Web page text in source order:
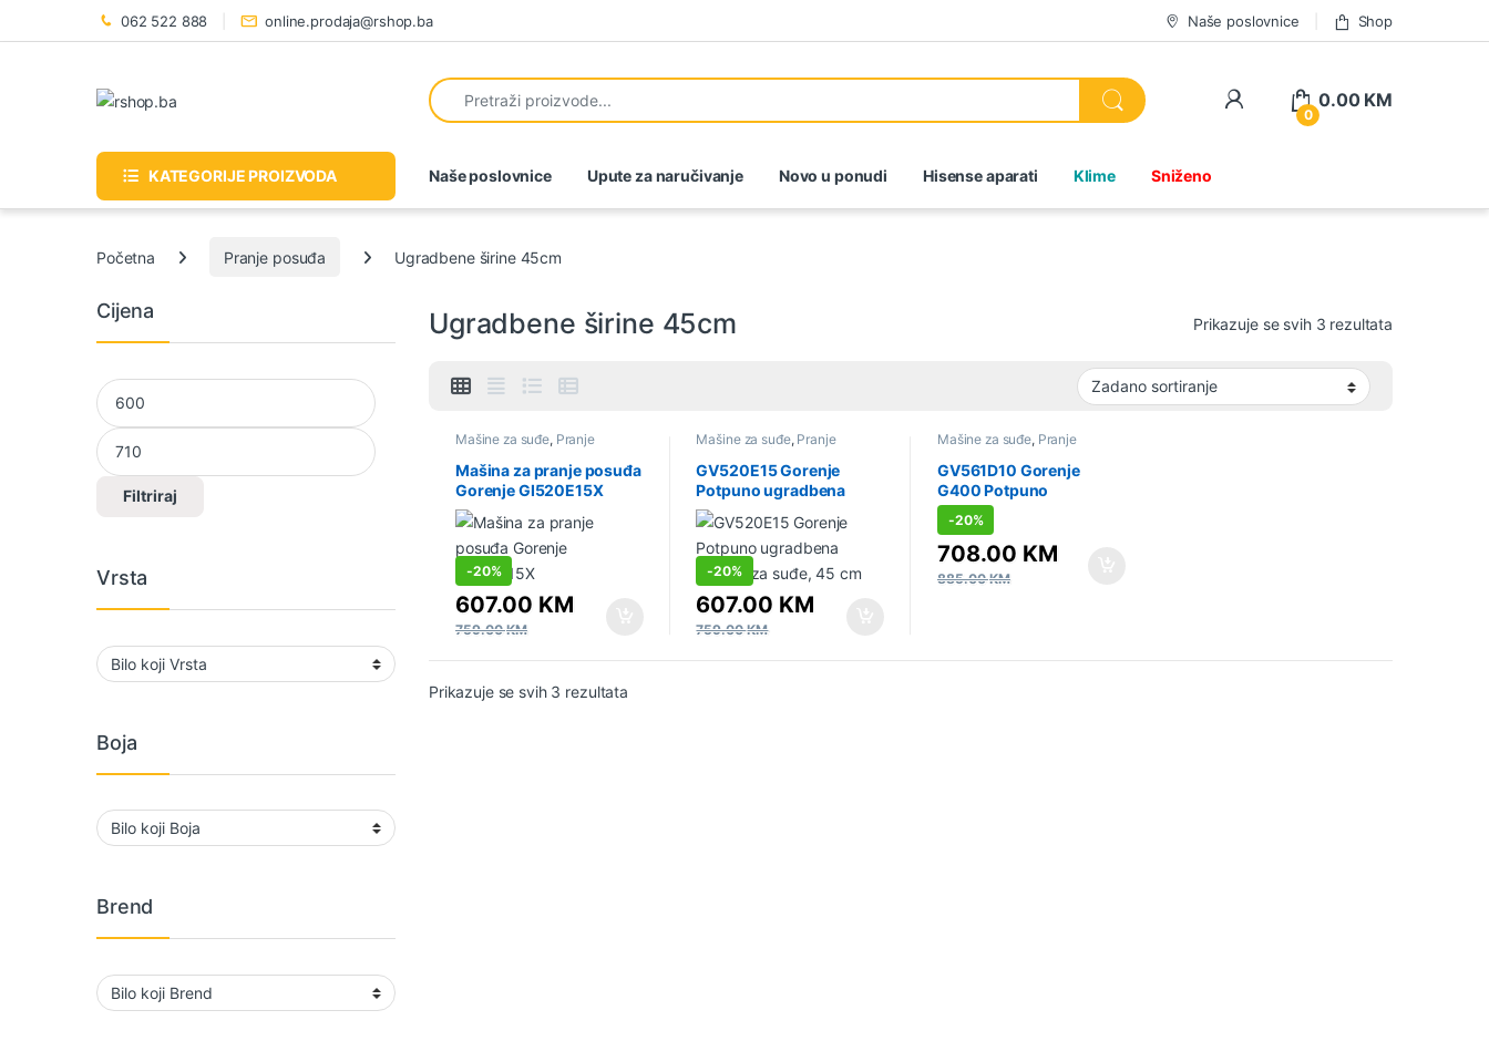
Preskoči na navigaciju
Preskoči na sadržaj062 522 888 online.prodaja@rshop.ba Naše poslovnice Shop
Tražiti:
0
0.00 KM
KATEGORIJE PROIZVODA Naše poslovnice Upute za naručivanje Novo u ponudi Hisense aparati Klime Sniženo
Početna Pranje posuđa Ugradbene širine 45cm
Ugradbene širine 45cm Prikazuje se svih 3 rezultata
Mašine za suđe, Pranje
Ugradbene
širine 45cm
Mašina za pranje posuđa
Gorenje GI520E15X
-20%
607.00 KM
759.00KM
Mašine za suđe, Pranje
Ugradbene
širine 45cm
GV520E15 Gorenje
Potpuno ugradbena
mašina za suđe, 45 cm
-20%
607.00 KM
759.00KM
Mašine za suđe, Pranje
Ugradbene
širine 45cm
GV561D10 Gorenje
G400 Potpuno
ugradbena mašina za
suđe, 45 cm
-20%
708.00 KM
885.00KM
Prikazuje se svih 3 rezultata
Cijena
Min cijena
Maks cijena
Filtriraj
Vrsta
Boja
Brend